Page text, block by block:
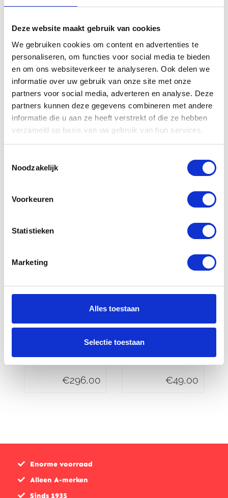
Deze website maakt gebruik van cookies
We gebruiken cookies om content en advertenties te
personaliseren, om functies voor social media te bieden
en om ons websiteverkeer te analyseren. Ook delen we
informatie over uw gebruik van onze site met onze
partners voor social media, adverteren en analyse. Deze
partners kunnen deze gegevens combineren met andere
informatie die u aan ze heeft verstrekt of die ze hebben
verzameld op basis van uw gebruik van hun services.
Noodzakelijk
Voorkeuren
Statistieken
Marketing
Alles toestaan
Selectie toestaan
producten
Yamaha
Bagagerek
MT-07
Yamaha
Sprintscherm
getint YZF-R1
Yamaha
Topkoffer city
€296,00
Yamaha
Kuipruit FZS
€49,00
Enorme voorraad
Alleen A-merken
Sinds 1935